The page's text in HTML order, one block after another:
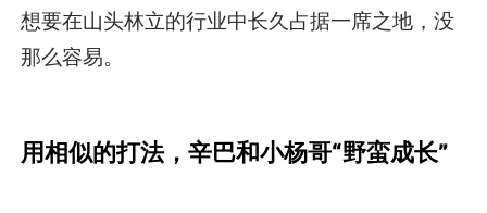
想要在山头林立的行业中长久占据一席之地，没
那么容易。
用相似的打法，辛巴和小杨哥“野蛮成长”